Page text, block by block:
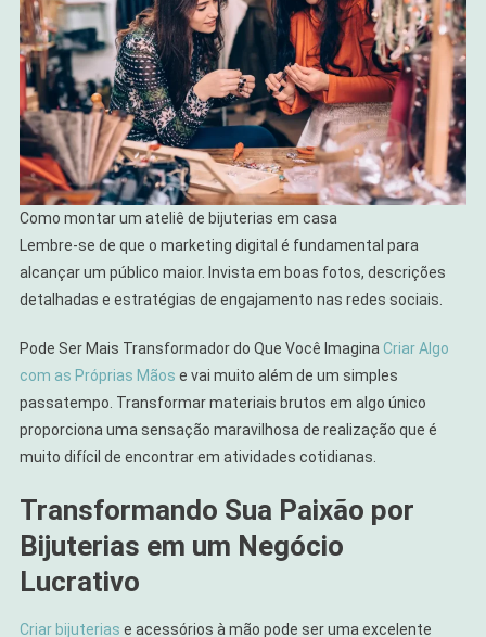
Como montar um ateliê de bijuterias em casa
Lembre-se de que o marketing digital é fundamental para
alcançar um público maior. Invista em boas fotos, descrições
detalhadas e estratégias de engajamento nas redes sociais.
Pode Ser Mais Transformador do Que Você ImaginaCriar Algo
com as Próprias Mãos e vai muito além de um simples
passatempo. Transformar materiais brutos em algo único
proporciona uma sensação maravilhosa de realização que é
muito difícil de encontrar em atividades cotidianas.
Transformando Sua Paixão por
Bijuterias em um Negócio
Lucrativo
Criar bijuterias e acessórios à mão pode ser uma excelente